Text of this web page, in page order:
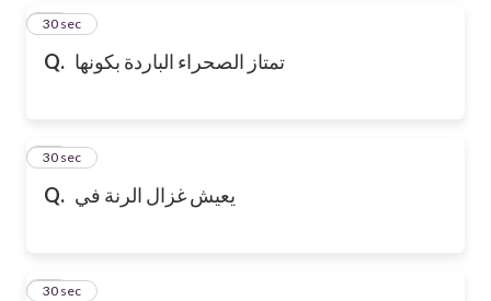
Q. تمتاز الصحراء الباردة بكونها
14
30 sec
Q. يعيش غزال الرنة في
15
30 sec
16
30 sec